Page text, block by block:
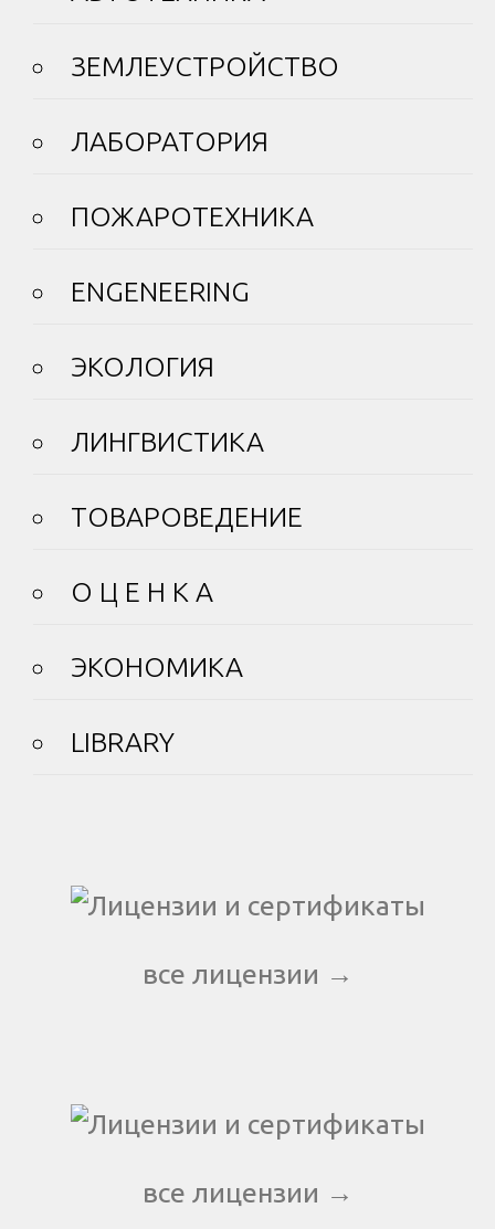
ЗЕМЛЕУСТРОЙСТВО
ЛАБОРАТОРИЯ
ПОЖАРОТЕХНИКА
ENGENEERING
ЭКОЛОГИЯ
ЛИНГВИСТИКА
ТОВАРОВЕДЕНИЕ
О Ц Е Н К А
ЭКОНОМИКА
LIBRARY
все лицензии →
все лицензии →